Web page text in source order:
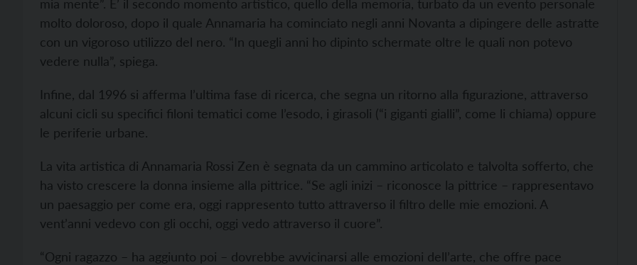
mia mente”. E’ il secondo momento artistico, quello della memoria, turbato da un evento personale
molto doloroso, dopo il quale Annamaria ha cominciato negli anni Novanta a dipingere delle astratte
con un vigoroso utilizzo del nero. “In quegli anni ho dipinto schermate oltre le quali non potevo
vedere nulla”, spiega.
Infine, dal 1996 si afferma l’ultima fase di ricerca, che segna un ritorno alla figurazione, attraverso
alcuni cicli su specifici filoni tematici come l’esodo, i girasoli (“i giganti gialli”, come li chiama) oppure
le periferie urbane.
La vita artistica di Annamaria Rossi Zen è segnata da un cammino articolato e talvolta sofferto, che
ha visto crescere la donna insieme alla pittrice. “Se agli inizi – riconosce la pittrice – rappresentavo
un paesaggio per come era, oggi rappresento tutto attraverso il filtro delle mie emozioni. A
vent’anni vedevo con gli occhi, oggi vedo attraverso il cuore”.
“Ogni ragazzo – ha aggiunto poi – dovrebbe avvicinarsi alle emozioni dell’arte, che offre pace